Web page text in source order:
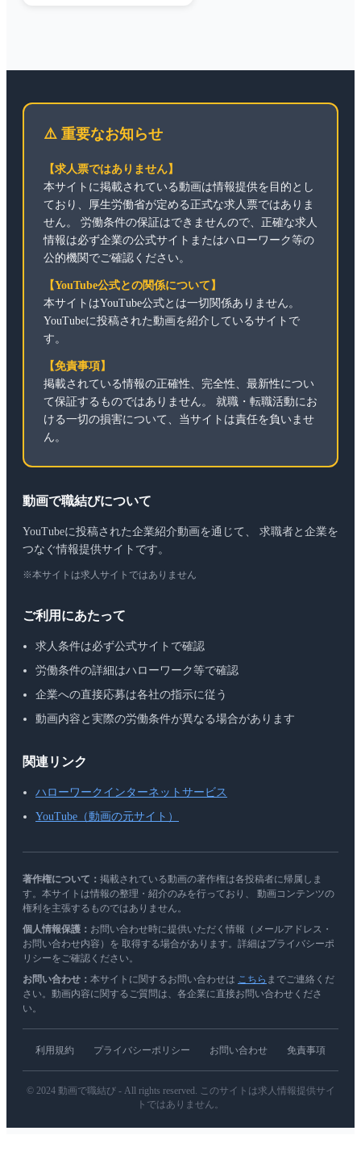
⚠️ 重要なお知らせ
【求人票ではありません】
本サイトに掲載されている動画は情報提供を目的とし
ており、厚生労働省が定める正式な求人票ではありま
せん。 労働条件の保証はできませんので、正確な求人
情報は必ず企業の公式サイトまたはハローワーク等の
公的機関でご確認ください。
【YouTube公式との関係について】
本サイトはYouTube公式とは一切関係ありません。
YouTubeに投稿された動画を紹介しているサイトで
す。
【免責事項】
掲載されている情報の正確性、完全性、最新性につい
て保証するものではありません。 就職・転職活動にお
ける一切の損害について、当サイトは責任を負いませ
ん。
動画で職結びについて
YouTubeに投稿された企業紹介動画を通じて、 求職者と企業を
つなぐ情報提供サイトです。
※本サイトは求人サイトではありません
ご利用にあたって
求人条件は必ず公式サイトで確認
労働条件の詳細はハローワーク等で確認
企業への直接応募は各社の指示に従う
動画内容と実際の労働条件が異なる場合があります
関連リンク
ハローワークインターネットサービス
YouTube（動画の元サイト）
著作権について： 掲載されている動画の著作権は各投稿者に帰属しま
す。本サイトは情報の整理・紹介のみを行っており、 動画コンテンツの
権利を主張するものではありません。
個人情報保護： お問い合わせ時に提供いただく情報（メールアドレス・
お問い合わせ内容）を 取得する場合があります。詳細はプライバシーポ
リシーをご確認ください。
お問い合わせ： 本サイトに関するお問い合わせは こちら までご連絡くだ
さい。動画内容に関するご質問は、各企業に直接お問い合わせくださ
い。
利用規約 プライバシーポリシー お問い合わせ 免責事項
© 2024 動画で職結び - All rights reserved. このサイトは求人情報提供サイ
トではありません。